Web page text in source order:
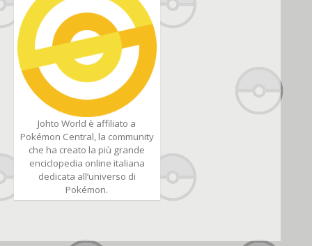
Johto World è affiliato a
Pokémon Central, la community
che ha creato la più grande
enciclopedia online italiana
dedicata all’universo di
Pokémon.